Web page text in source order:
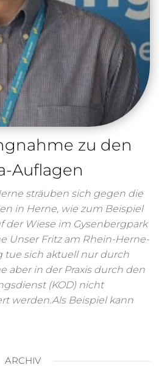
zu den
Auflagen
sträuben sich gegen die
in Herne, wie zum Beispiel
der Wiese im Gysenbergpark
Unser Fritz am Rhein-Herne-
tue sich aktuell nur durch
aber in der Praxis durch den
(KOD) nicht
werden.Als Beispiel kann
ARCHIV